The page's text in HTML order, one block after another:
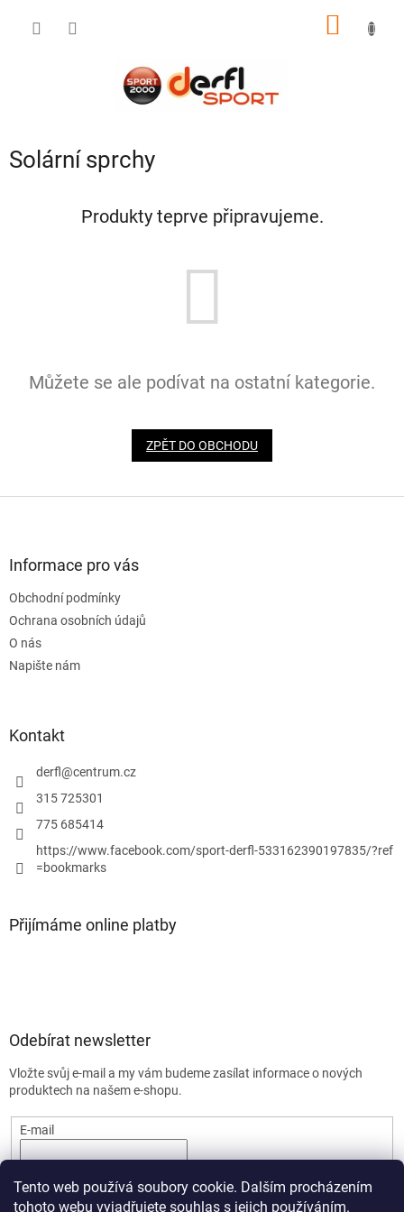
Tento web používá soubory cookie. Dalším procházením
tohoto webu vyjadřujete souhlas s jejich používáním.
Solární sprchy
Produkty teprve připravujeme.
Můžete se ale podívat na ostatní kategorie.
ZPĚT DO OBCHODU
Informace pro vás
Obchodní podmínky
Ochrana osobních údajů
O nás
Napište nám
Kontakt
derfl@centrum.cz
315 725301
775 685414
https://www.facebook.com/sport-derfl-533162390197835/?ref
=bookmarks
Přijímáme online platby
Odebírat newsletter
Vložte svůj e-mail a my vám budeme zasílat informace o nových
produktech na našem e-shopu.
E-mail
PŘIHLÁSIT SE